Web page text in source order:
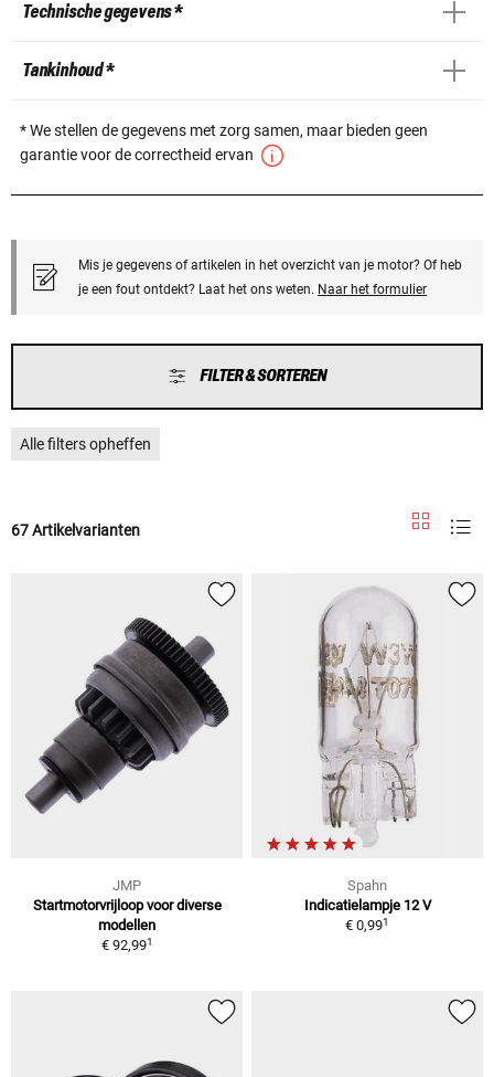
Technische gegevens *
Tankinhoud *
* We stellen de gegevens met zorg samen, maar bieden geen
garantie voor de correctheid ervan
Mis je gegevens of artikelen in het overzicht van je motor? Of heb
je een fout ontdekt? Laat het ons weten. Naar het formulier
FILTER & SORTEREN
Alle filters opheffen
67 Artikelvarianten
JMP
Startmotorvrijloop voor diverse
modellen
€ 92,991
Spahn
Indicatielampje 12 V
€ 0,991